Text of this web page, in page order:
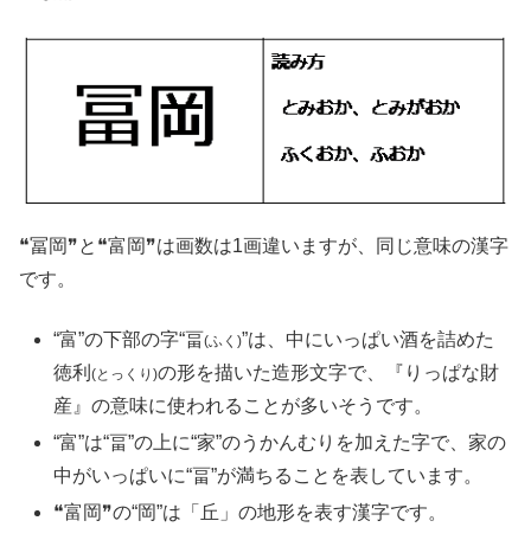
❝冨岡❞と❝富岡❞は画数は1画違いますが、同じ意味の漢字
です。
“富”の下部の字“畐(ふく)”は、中にいっぱい酒を詰めた
徳利(とっくり)の形を描いた造形文字で、『りっぱな財
産』の意味に使われることが多いそうです。
“富”は“畐”の上に“家”のうかんむりを加えた字で、家の
中がいっぱいに“畐”が満ちることを表しています。
❝富岡❞の“岡”は「丘」の地形を表す漢字です。